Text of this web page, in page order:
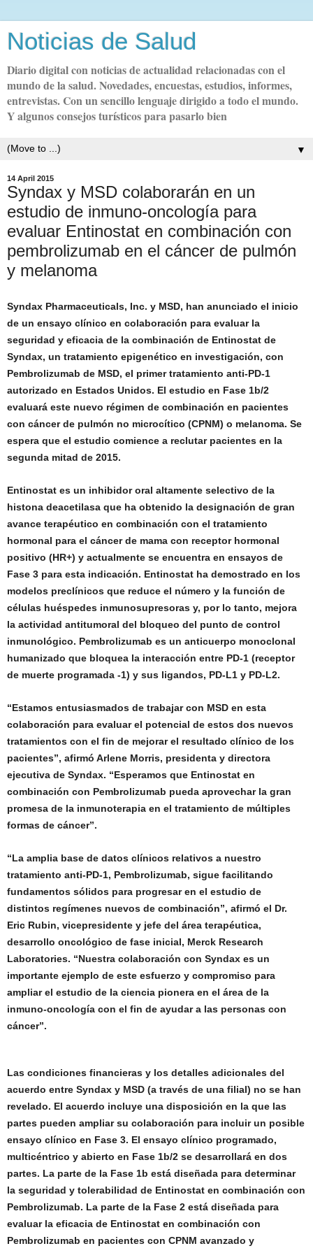
Noticias de Salud
Diario digital con noticias de actualidad relacionadas con el
mundo de la salud. Novedades, encuestas, estudios, informes,
entrevistas. Con un sencillo lenguaje dirigido a todo el mundo.
Y algunos consejos turísticos para pasarlo bien
▼
14 April 2015
Syndax y MSD colaborarán en un
estudio de inmuno-oncología para
evaluar Entinostat en combinación con
pembrolizumab en el cáncer de pulmón
y melanoma
Syndax Pharmaceuticals, Inc. y MSD, han anunciado el inicio
de un ensayo clínico en colaboración para evaluar la
seguridad y eficacia de la combinación de Entinostat de
Syndax, un tratamiento epigenético en investigación, con
Pembrolizumab de MSD, el primer tratamiento anti-PD-1
autorizado en Estados Unidos. El estudio en Fase 1b/2
evaluará este nuevo régimen de combinación en pacientes
con cáncer de pulmón no microcítico (CPNM) o melanoma. Se
espera que el estudio comience a reclutar pacientes en la
segunda mitad de 2015.
Entinostat es un inhibidor oral altamente selectivo de la
histona deacetilasa que ha obtenido la designación de gran
avance terapéutico en combinación con el tratamiento
hormonal para el cáncer de mama con receptor hormonal
positivo (HR+) y actualmente se encuentra en ensayos de
Fase 3 para esta indicación. Entinostat ha demostrado en los
modelos preclínicos que reduce el número y la función de
células huéspedes inmunosupresoras y, por lo tanto, mejora
la actividad antitumoral del bloqueo del punto de control
inmunológico. Pembrolizumab es un anticuerpo monoclonal
humanizado que bloquea la interacción entre PD-1 (receptor
de muerte programada -1) y sus ligandos, PD-L1 y PD-L2.
“Estamos entusiasmados de trabajar con MSD en esta
colaboración para evaluar el potencial de estos dos nuevos
tratamientos con el fin de mejorar el resultado clínico de los
pacientes”, afirmó Arlene Morris, presidenta y directora
ejecutiva de Syndax. “Esperamos que Entinostat en
combinación con Pembrolizumab pueda aprovechar la gran
promesa de la inmunoterapia en el tratamiento de múltiples
formas de cáncer”.
“La amplia base de datos clínicos relativos a nuestro
tratamiento anti-PD-1, Pembrolizumab, sigue facilitando
fundamentos sólidos para progresar en el estudio de
distintos regímenes nuevos de combinación”, afirmó el Dr.
Eric Rubin, vicepresidente y jefe del área terapéutica,
desarrollo oncológico de fase inicial, Merck Research
Laboratories. “Nuestra colaboración con Syndax es un
importante ejemplo de este esfuerzo y compromiso para
ampliar el estudio de la ciencia pionera en el área de la
inmuno-oncología con el fin de ayudar a las personas con
cáncer”.
Las condiciones financieras y los detalles adicionales del
acuerdo entre Syndax y MSD (a través de una filial) no se han
revelado. El acuerdo incluye una disposición en la que las
partes pueden ampliar su colaboración para incluir un posible
ensayo clínico en Fase 3. El ensayo clínico programado,
multicéntrico y abierto en Fase 1b/2 se desarrollará en dos
partes. La parte de la Fase 1b está diseñada para determinar
la seguridad y tolerabilidad de Entinostat en combinación con
Pembrolizumab. La parte de la Fase 2 está diseñada para
evaluar la eficacia de Entinostat en combinación con
Pembrolizumab en pacientes con CPNM avanzado y